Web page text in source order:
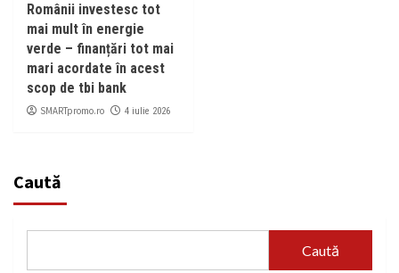
Românii investesc tot
mai mult în energie
verde – finanțări tot mai
mari acordate în acest
scop de tbi bank
SMARTpromo.ro 4 iulie 2026
Caută
Caută